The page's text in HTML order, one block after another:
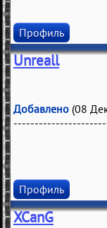
Профиль
Unreall
Добавлено (08
Профиль
XCanG